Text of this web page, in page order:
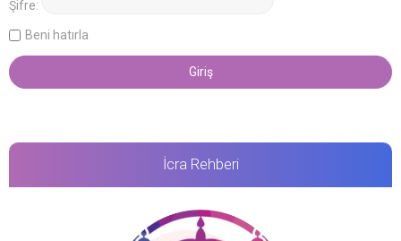
Şifre:
Beni hatırla
İcra Rehberi